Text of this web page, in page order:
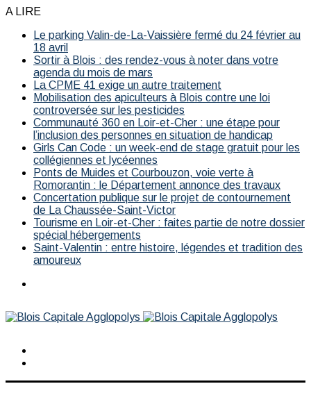
A LIRE
Le parking Valin-de-La-Vaissière fermé du 24 février au
18 avril
Sortir à Blois : des rendez-vous à noter dans votre
agenda du mois de mars
La CPME 41 exige un autre traitement
Mobilisation des apiculteurs à Blois contre une loi
controversée sur les pesticides
Communauté 360 en Loir-et-Cher : une étape pour
l’inclusion des personnes en situation de handicap
Girls Can Code : un week-end de stage gratuit pour les
collégiennes et lycéennes
Ponts de Muides et Courbouzon, voie verte à
Romorantin : le Département annonce des travaux
Concertation publique sur le projet de contournement
de La Chaussée-Saint-Victor
Tourisme en Loir-et-Cher : faites partie de notre dossier
spécial hébergements
Saint-Valentin : entre histoire, légendes et tradition des
amoureux